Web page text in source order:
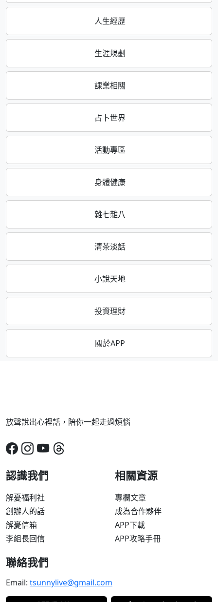
人生經歷
生涯規劃
課業相關
占卜世界
活動專區
身體健康
雜七雜八
清茶淡話
小說天地
投資理財
關於APP
放聲說出心裡話，陪你一起走過煩惱
認識我們
解憂福利社
創辦人的話
解憂信箱
李組長回信
相關資源
專欄文章
成為合作夥伴
APP下載
APP攻略手冊
聯絡我們
Email: tsunnylive@gmail.com